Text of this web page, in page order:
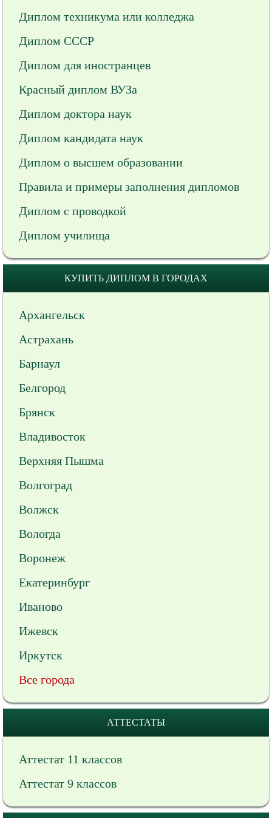
Диплом техникума или колледжа
Диплом СССР
Диплом для иностранцев
Красный диплом ВУЗа
Диплом доктора наук
Диплом кандидата наук
Диплом о высшем образовании
Правила и примеры заполнения дипломов
Диплом с проводкой
Диплом училища
КУПИТЬ ДИПЛОМ В ГОРОДАХ
Архангельск
Астрахань
Барнаул
Белгород
Брянск
Владивосток
Верхняя Пышма
Волгоград
Волжск
Вологда
Воронеж
Екатеринбург
Иваново
Ижевск
Иркутск
Все города
АТТЕСТАТЫ
Аттестат 11 классов
Аттестат 9 классов